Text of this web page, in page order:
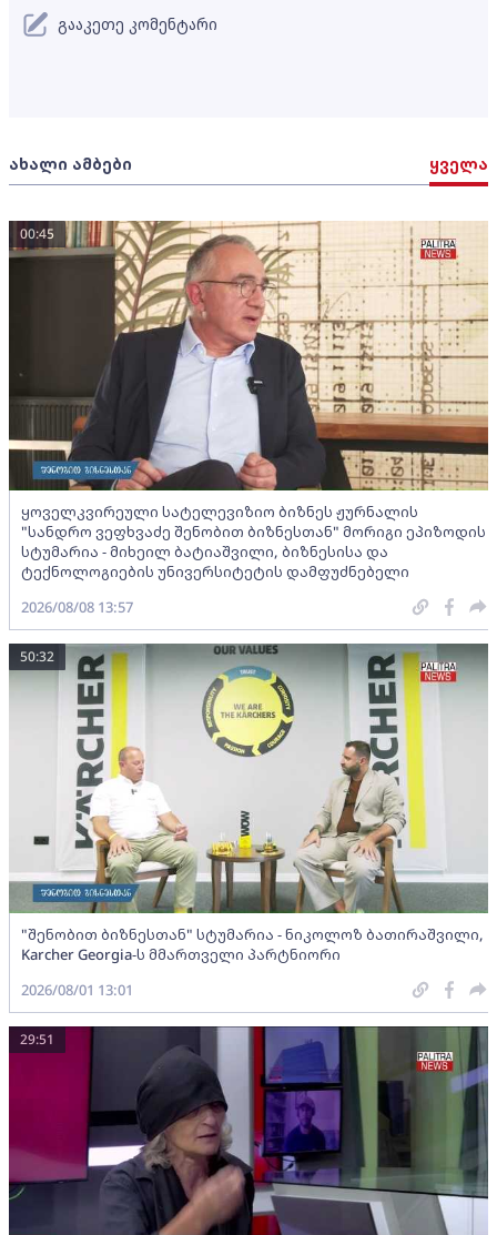
ახალი ამბები ყველა
ყოველკვირეული სატელევიზიო ბიზნეს ჟურნალის
"სანდრო ვეფხვაძე შენობით ბიზნესთან" მორიგი ეპიზოდის
სტუმარია - მიხეილ ბატიაშვილი, ბიზნესისა და
ტექნოლოგიების უნივერსიტეტის დამფუძნებელი
00:45
2026/08/08 13:57
"შენობით ბიზნესთან" სტუმარია - ნიკოლოზ ბათირაშვილი,
Karcher Georgia-ს მმართველი პარტნიორი
50:32
2026/08/01 13:01
29:51
გააკეთე კომენტარი